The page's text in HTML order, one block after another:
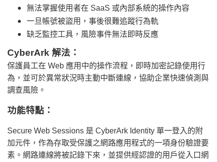
無法掌握使用者在 SaaS 或內部系統的操作內容
一旦帳號被盜用，事後很難追蹤行為軌
缺乏監控工具，風險事件無法即時反應
CyberArk 解法：
保護員工在 Web 應用中的操作流程，即時加密記錄使用行
為，並可於異常狀況時主動中斷連線，協助企業快速偵測與
調查風險。
功能特點：
Secure Web Sessions 是 CyberArk Identity 單一登入的附
加元件，作為存取受保護之網路應用程式的一項身份驗證要
素。網路連線將被記錄下來，並提供經認證的用戶從入口網